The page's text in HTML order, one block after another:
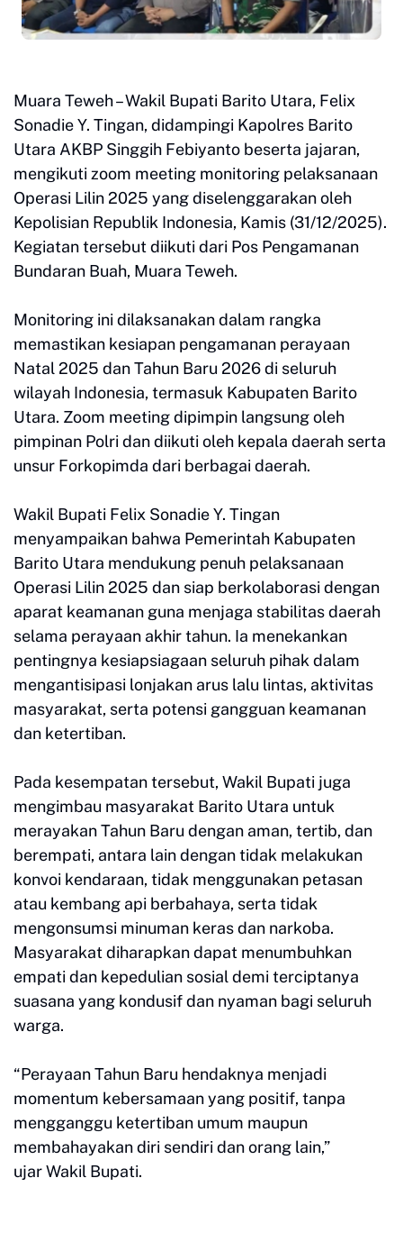
Muara Teweh – Wakil Bupati Barito Utara, Felix
Sonadie Y. Tingan, didampingi Kapolres Barito
Utara AKBP Singgih Febiyanto beserta jajaran,
mengikuti zoom meeting monitoring pelaksanaan
Operasi Lilin 2025 yang diselenggarakan oleh
Kepolisian Republik Indonesia, Kamis (31/12/2025).
Kegiatan tersebut diikuti dari Pos Pengamanan
Bundaran Buah, Muara Teweh.
Monitoring ini dilaksanakan dalam rangka
memastikan kesiapan pengamanan perayaan
Natal 2025 dan Tahun Baru 2026 di seluruh
wilayah Indonesia, termasuk Kabupaten Barito
Utara. Zoom meeting dipimpin langsung oleh
pimpinan Polri dan diikuti oleh kepala daerah serta
unsur Forkopimda dari berbagai daerah.
Wakil Bupati Felix Sonadie Y. Tingan
menyampaikan bahwa Pemerintah Kabupaten
Barito Utara mendukung penuh pelaksanaan
Operasi Lilin 2025 dan siap berkolaborasi dengan
aparat keamanan guna menjaga stabilitas daerah
selama perayaan akhir tahun. Ia menekankan
pentingnya kesiapsiagaan seluruh pihak dalam
mengantisipasi lonjakan arus lalu lintas, aktivitas
masyarakat, serta potensi gangguan keamanan
dan ketertiban.
Pada kesempatan tersebut, Wakil Bupati juga
mengimbau masyarakat Barito Utara untuk
merayakan Tahun Baru dengan aman, tertib, dan
berempati, antara lain dengan tidak melakukan
konvoi kendaraan, tidak menggunakan petasan
atau kembang api berbahaya, serta tidak
mengonsumsi minuman keras dan narkoba.
Masyarakat diharapkan dapat menumbuhkan
empati dan kepedulian sosial demi terciptanya
suasana yang kondusif dan nyaman bagi seluruh
warga.
“Perayaan Tahun Baru hendaknya menjadi
momentum kebersamaan yang positif, tanpa
mengganggu ketertiban umum maupun
membahayakan diri sendiri dan orang lain,”
ujar Wakil Bupati.